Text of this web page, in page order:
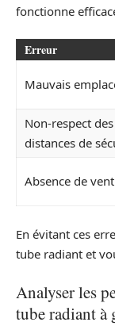
fonctionne
Erreur
Mauvais
Non-respect des
distances de
Absence de
En évitant ces
tube radiant et
Analyser les
tube radiant à